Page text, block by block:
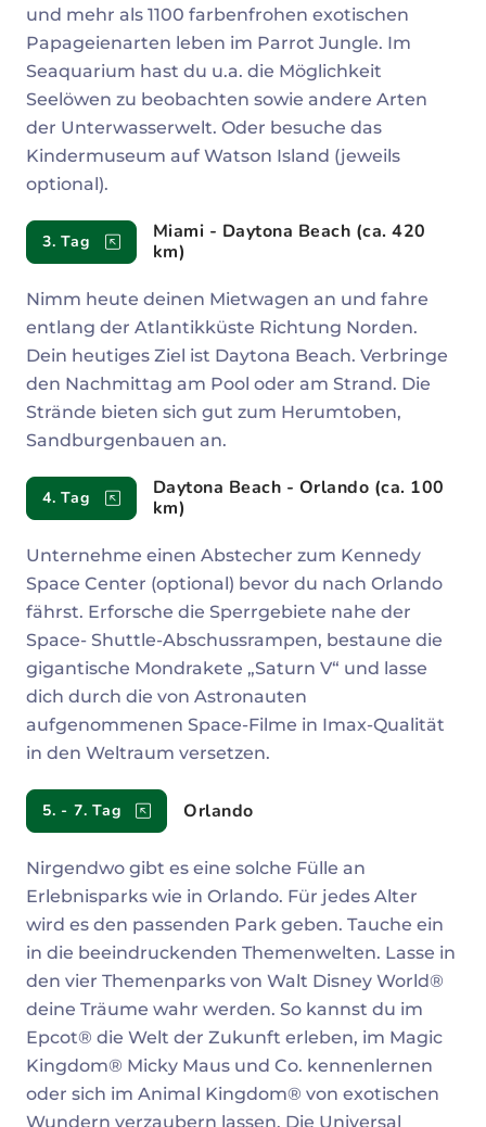
und mehr als 1100 farbenfrohen exotischen
Papageienarten leben im Parrot Jungle. Im
Seaquarium hast du u.a. die Möglichkeit
Seelöwen zu beobachten sowie andere Arten
der Unterwasserwelt. Oder besuche das
Kindermuseum auf Watson Island (jeweils
optional).
3. Tag
Miami - Daytona Beach (ca. 420
km)
Nimm heute deinen Mietwagen an und fahre
entlang der Atlantikküste Richtung Norden.
Dein heutiges Ziel ist Daytona Beach. Verbringe
den Nachmittag am Pool oder am Strand. Die
Strände bieten sich gut zum Herumtoben,
Sandburgenbauen an.
4. Tag
Daytona Beach - Orlando (ca. 100
km)
Unternehme einen Abstecher zum Kennedy
Space Center (optional) bevor du nach Orlando
fährst. Erforsche die Sperrgebiete nahe der
Space- Shuttle-Abschussrampen, bestaune die
gigantische Mondrakete „Saturn V“ und lasse
dich durch die von Astronauten
aufgenommenen Space-Filme in Imax-Qualität
in den Weltraum versetzen.
5. - 7. Tag Orlando
Nirgendwo gibt es eine solche Fülle an
Erlebnisparks wie in Orlando. Für jedes Alter
wird es den passenden Park geben. Tauche ein
in die beeindruckenden Themenwelten. Lasse in
den vier Themenparks von Walt Disney World®
deine Träume wahr werden. So kannst du im
Epcot® die Welt der Zukunft erleben, im Magic
Kingdom® Micky Maus und Co. kennenlernen
oder sich im Animal Kingdom® von exotischen
Wundern verzaubern lassen. Die Universal